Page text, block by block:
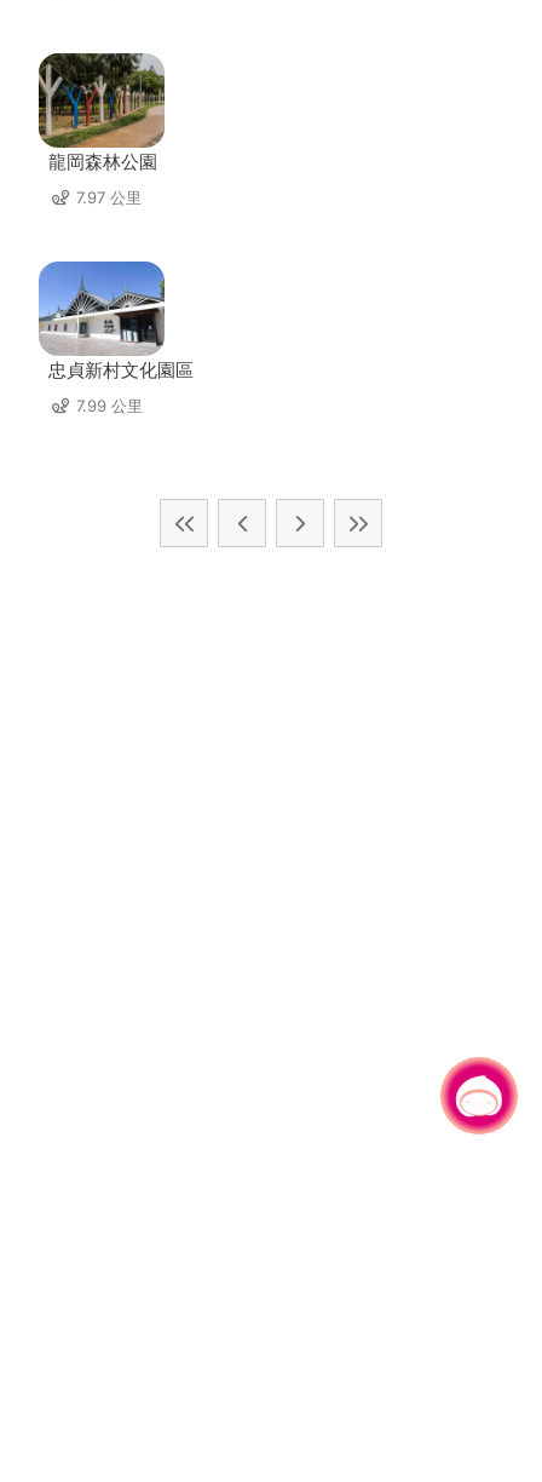
龍岡森林公園
7.97 公里
忠貞新村文化園區
7.99 公里